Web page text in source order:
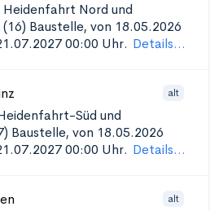
Nord und
Baustelle, von 18.05.2026
00:00 Uhr. Details...
alt
Süd und
Baustelle, von 18.05.2026
00:00 Uhr. Details...
alt